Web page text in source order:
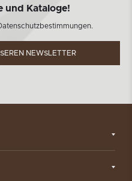
und Kataloge!
Datenschutzbestimmungen.
NEWSLETTER